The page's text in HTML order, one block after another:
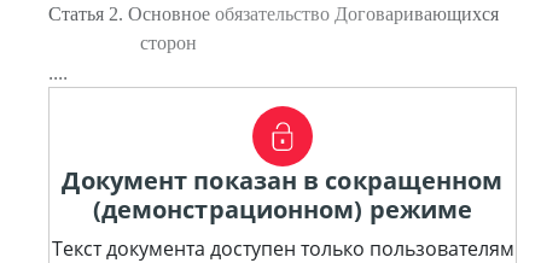
Статья 2. Основное обязательство Договаривающихся
сторон
....
Документ показан в сокращенном
(демонстрационном) режиме
Текст документа доступен только пользователям